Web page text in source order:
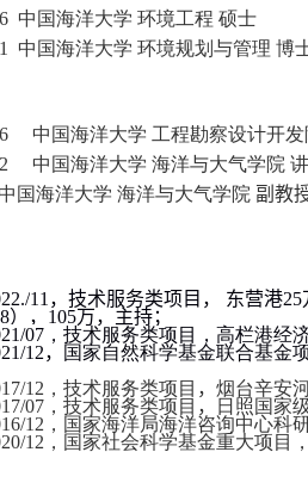
中国海洋大学 环境工程 硕士
中国海洋大学 环境规划与管理 博
中国海洋大学 工程勘察设计开发
中国海洋大学 海洋与大气学院
国海洋大学 海洋与大气学院 副教
/11 ，技术服务类项目， 东营港25
）， 105万，主持；
07 ，技术服务类项目，高栏港经
12， 国家自然科学基金联合基金
12 ，技术服务类项目 ， 烟台辛安
07 ，技术服务类项目 ， 日照国家
12 ，国家海洋局海洋咨询中心科
12 ，国家社会科学基金重大项目